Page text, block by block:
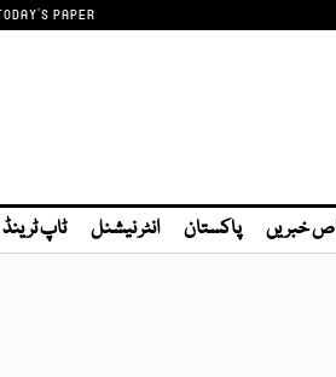
PAPER
خبریں پاکستان انٹر نیشنل ٹاپ ٹرینڈ